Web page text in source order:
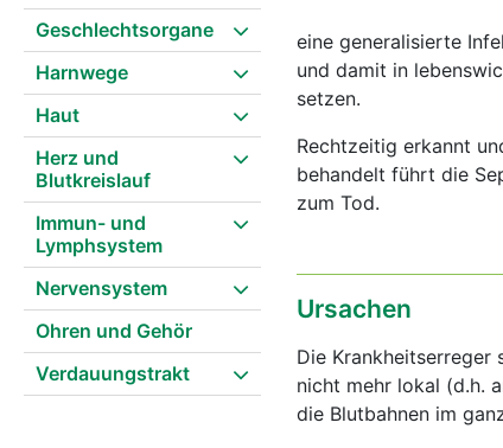
Geschlechtsorgane
Harnwege
Haut
Herz und
Blutkreislauf
Immun- und
Lymphsystem
Nervensystem
Ohren und Gehör
Verdauungstrakt
eine generalisierte
und damit in
setzen.
Rechtzeitig erkannt
behandelt führt die
zum Tod.
Ursachen
Die Krankheitserreger
nicht mehr lokal (d.h.
die Blutbahnen im